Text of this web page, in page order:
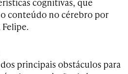
conteúdo no cérebro por
Felipe.
principais obstáculos para